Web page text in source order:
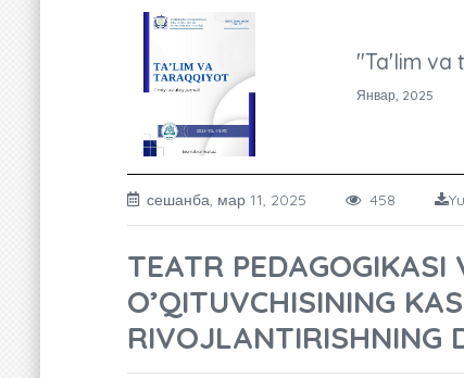
"Ta'lim va
Январ, 2025
сешанба, мар 11, 2025 458
TEATR
O’QITUVCHISINING
RIVOJLANTIRISHNING